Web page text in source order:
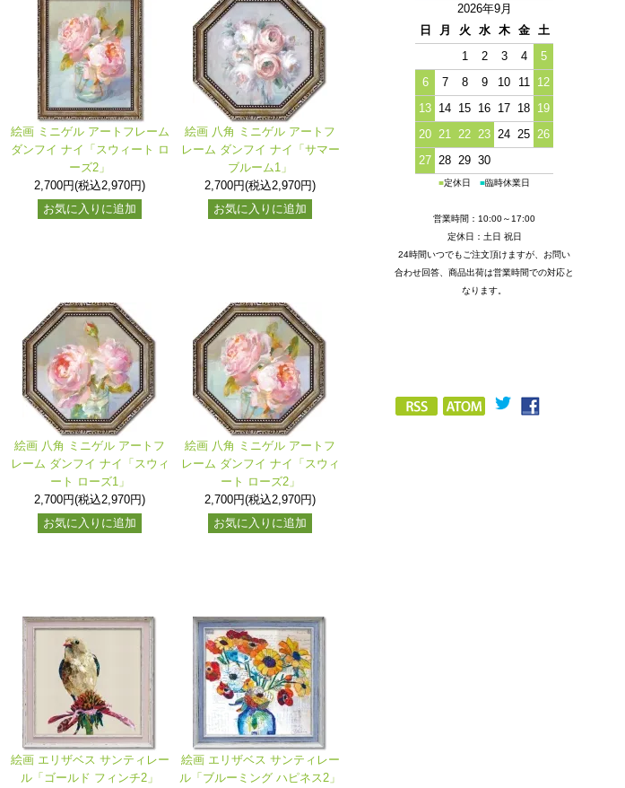
絵画 ミニゲル アートフレーム
ダンフイ ナイ「スウィート ロ
ーズ2」
2,700円(税込2,970円)
お気に入りに追加
絵画 八角 ミニゲル アートフ
レーム ダンフイ ナイ「サマー
ブルーム1」
2,700円(税込2,970円)
お気に入りに追加
絵画 八角 ミニゲル アートフ
レーム ダンフイ ナイ「スウィ
ート ローズ1」
2,700円(税込2,970円)
お気に入りに追加
絵画 八角 ミニゲル アートフ
レーム ダンフイ ナイ「スウィ
ート ローズ2」
2,700円(税込2,970円)
お気に入りに追加
絵画 エリザベス サンティレー
ル「ゴールド フィンチ2」
絵画 エリザベス サンティレー
ル「ブルーミング ハピネス2」
2026年9月
日
月 火 水 木 金
土
1
2 3 4
5
6
7 8 9 10 11
12
13 14 15 16 17 18 19
20 21 22 23 24 25 26
27 28 29 30
■定休日 ■臨時休業日
営業時間：10:00～17:00
定休日：土日 祝日
24時間いつでもご注文頂けますが、お問い
合わせ回答、商品出荷は営業時間での対応と
なります。